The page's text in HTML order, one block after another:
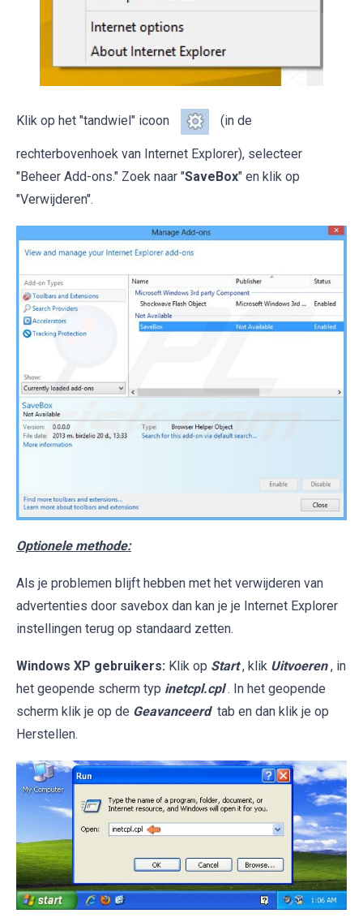
Klik op het "tandwiel" icoon (in de
rechterbovenhoek van Internet Explorer), selecteer
"Beheer Add-ons." Zoek naar "SaveBox" en klik op
"Verwijderen".
Optionele methode:
Als je problemen blijft hebben met het verwijderen van
advertenties door savebox dan kan je je Internet Explorer
instellingen terug op standaard zetten.
Windows XP gebruikers: Klik op Start , klik Uitvoeren , in
het geopende scherm typ inetcpl.cpl . In het geopende
scherm klik je op de Geavanceerd tab en dan klik je op
Herstellen.